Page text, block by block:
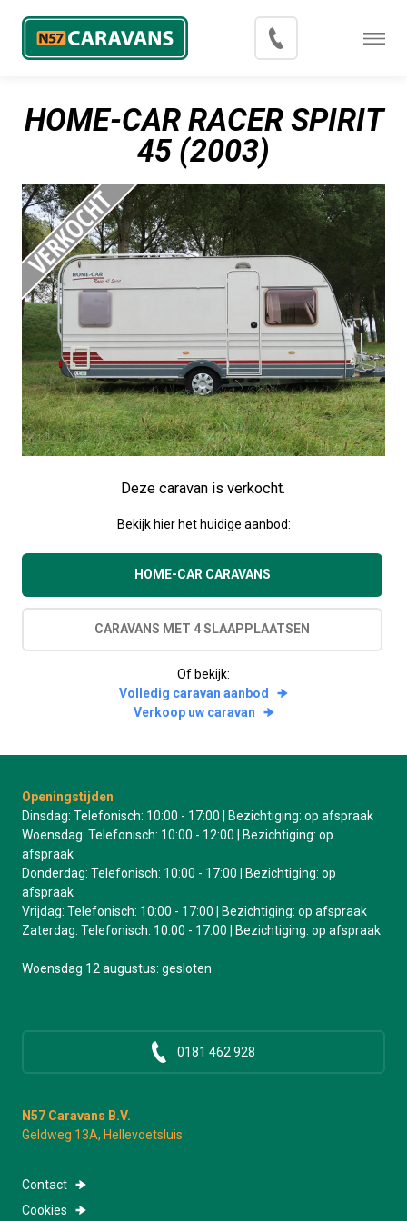
HOME-CAR RACER SPIRIT
45 (2003)
Deze caravan is verkocht.
Bekijk hier het huidige aanbod:
HOME-CAR CARAVANS
CARAVANS MET 4 SLAAPPLAATSEN
Of bekijk:
Volledig caravan aanbod
Verkoop uw caravan
Openingstijden
Dinsdag: Telefonisch: 10:00 - 17:00 | Bezichtiging: op afspraak
Woensdag: Telefonisch: 10:00 - 12:00 | Bezichtiging: op
afspraak
Donderdag: Telefonisch: 10:00 - 17:00 | Bezichtiging: op
afspraak
Vrijdag: Telefonisch: 10:00 - 17:00 | Bezichtiging: op afspraak
Zaterdag: Telefonisch: 10:00 - 17:00 | Bezichtiging: op afspraak
Woensdag 12 augustus: gesloten
0181 462 928
N57 Caravans B.V.
Geldweg 13A, Hellevoetsluis
Contact
Cookies
Menu
Inkoop
Export
Contact
Over N57 Caravans